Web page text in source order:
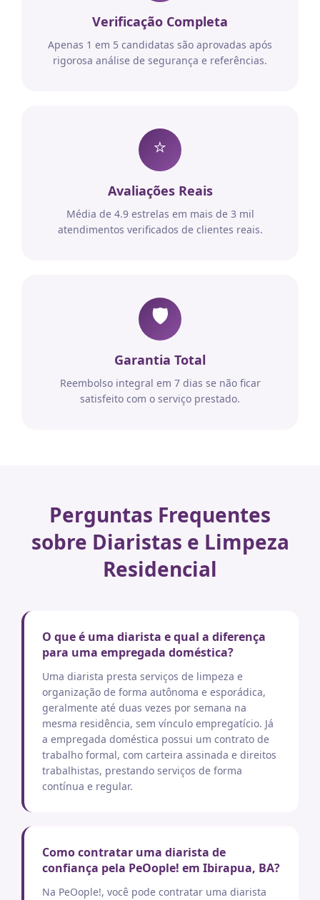
Verificação Completa
Apenas 1 em 5 candidatas são aprovadas após
rigorosa análise de segurança e referências.
⭐
Avaliações Reais
Média de 4.9 estrelas em mais de 3 mil
atendimentos verificados de clientes reais.
🛡️
Garantia Total
Reembolso integral em 7 dias se não ficar
satisfeito com o serviço prestado.
Perguntas Frequentes
sobre Diaristas e Limpeza
Residencial
O que é uma diarista e qual a diferença
para uma empregada doméstica?
Uma diarista presta serviços de limpeza e
organização de forma autônoma e esporádica,
geralmente até duas vezes por semana na
mesma residência, sem vínculo empregatício. Já
a empregada doméstica possui um contrato de
trabalho formal, com carteira assinada e direitos
trabalhistas, prestando serviços de forma
contínua e regular.
Como contratar uma diarista de
confiança pela PeOople! em Ibirapua, BA?
Na PeOople!, você pode contratar uma diarista